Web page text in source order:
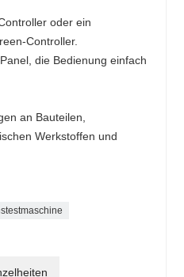
oder ein
Controller.
die Bedienung einfach
an Bauteilen,
Werkstoffen und